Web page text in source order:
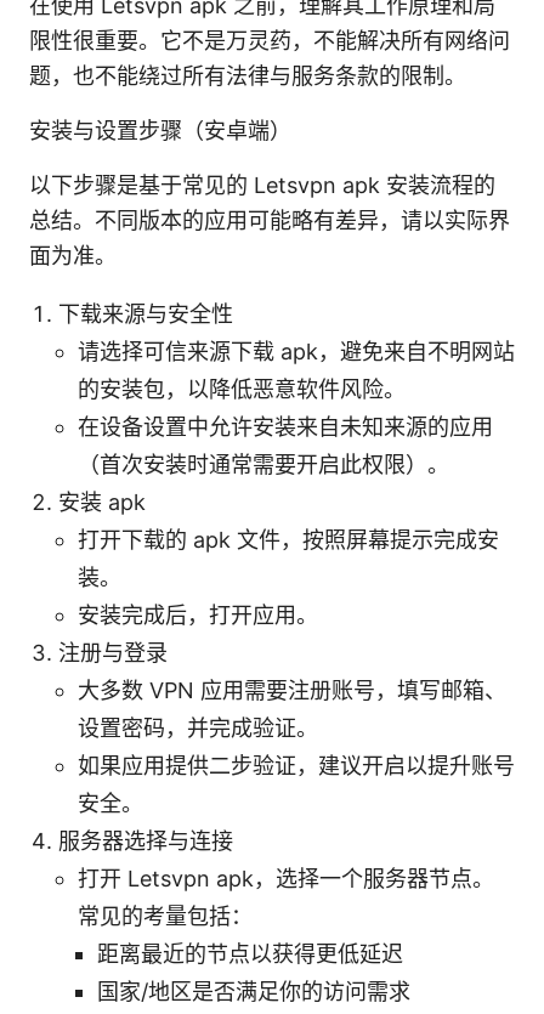
限性很重要。它不是万灵药，不能解决所有网络问
题，也不能绕过所有法律与服务条款的限制。
安装与设置步骤（安卓端）
以下步骤是基于常见的 Letsvpn apk 安装流程的
总结。不同版本的应用可能略有差异，请以实际界
面为准。
下载来源与安全性
请选择可信来源下载 apk，避免来自不明网站
的安装包，以降低恶意软件风险。
在设备设置中允许安装来自未知来源的应用
（首次安装时通常需要开启此权限）。
安装 apk
打开下载的 apk 文件，按照屏幕提示完成安
装。
安装完成后，打开应用。
注册与登录
大多数 VPN 应用需要注册账号，填写邮箱、
设置密码，并完成验证。
如果应用提供二步验证，建议开启以提升账号
安全。
服务器选择与连接
打开 Letsvpn apk，选择一个服务器节点。
常见的考量包括：
距离最近的节点以获得更低延迟
国家/地区是否满足你的访问需求